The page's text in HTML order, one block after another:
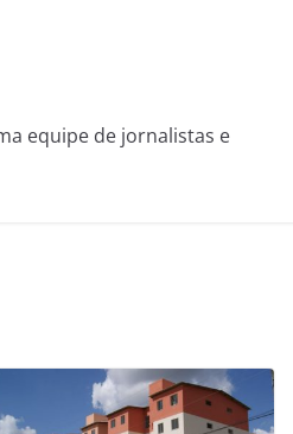
equipe de jornalistas e